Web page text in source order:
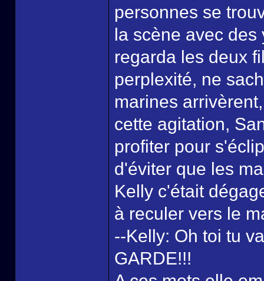
personnes se
la scène avec
regarda les deux
perplexité, ne
marines
cette agitation,
profiter pour
d'éviter que les
Kelly c'était
à reculer vers le
--Kelly: Oh toi tu
GARDE!!!